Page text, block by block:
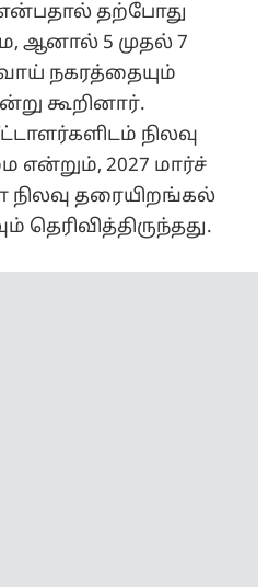
என்பதால் தற்போது
ஆனால் 5 முதல் 7
நகரத்தையும்
கூறினார்.
நிலவு
என்றும், 2027 மார்ச்
நிலவு தரையிறங்கல்
தெரிவித்திருந்தது.